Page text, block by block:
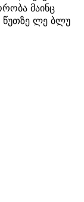
მაინც
ლე ბლუ